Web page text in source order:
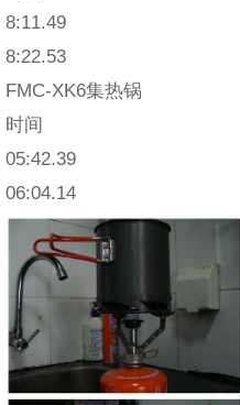
8:11.49
8:22.53
FMC-XK6集热锅
时间
05:42.39
06:04.14